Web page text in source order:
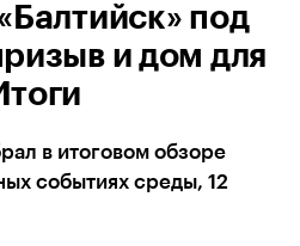
под
и дом для
в итоговом обзоре
событиях среды, 12